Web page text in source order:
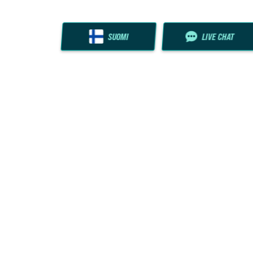
SUOMI LIVE CHAT